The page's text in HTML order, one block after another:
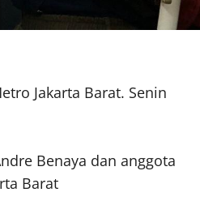
Jakarta Barat. Senin
Benaya dan anggota
Barat